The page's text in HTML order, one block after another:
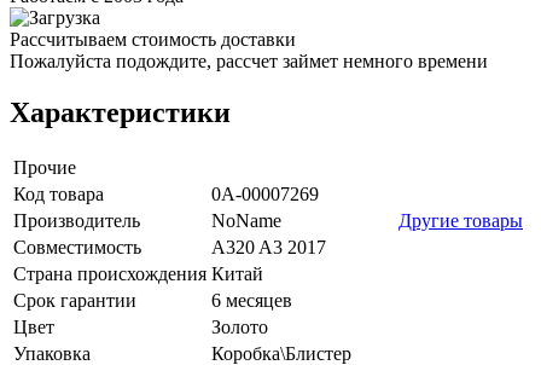
Рассчитываем стоимость доставки
Пожалуйста подождите, рассчет займет немного времени
Характеристики
Прочие
Код товара
0А-00007269
Производитель
NoName
Другие товары
Совместимость
A320 A3 2017
Страна происхождения Китай
Срок гарантии
6 месяцев
Цвет
Золото
Упаковка
Коробка\Блистер